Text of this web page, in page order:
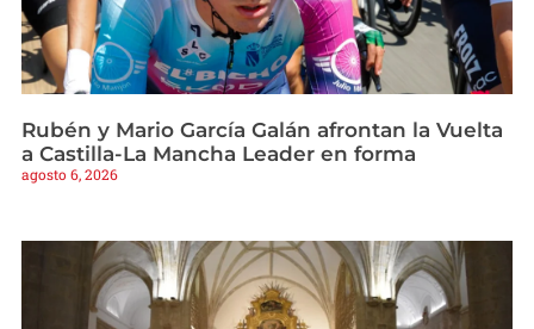
Rubén y Mario García Galán afrontan la Vuelta
a Castilla-La Mancha Leader en forma
agosto 6, 2026